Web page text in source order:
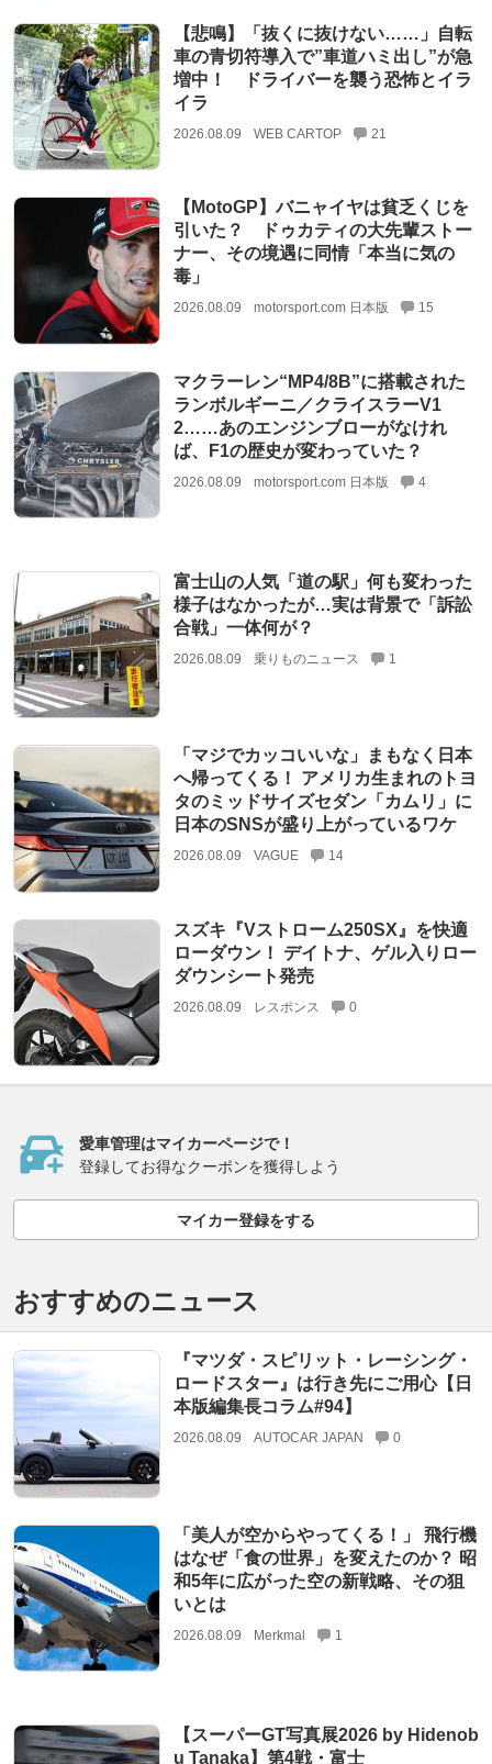
【悲鳴】「抜くに抜けない……」自転
車の青切符導入で”車道ハミ出し”が急
増中！ ドライバーを襲う恐怖とイラ
イラ
2026.08.09 WEB CARTOP 21
【MotoGP】バニャイヤは貧乏くじを
引いた？ ドゥカティの大先輩ストー
ナー、その境遇に同情「本当に気の
毒」
2026.08.09 motorsport.com 日本版 15
マクラーレン“MP4/8B”に搭載された
ランボルギーニ／クライスラーV1
2……あのエンジンブローがなけれ
ば、F1の歴史が変わっていた？
2026.08.09 motorsport.com 日本版 4
富士山の人気「道の駅」何も変わった
様子はなかったが…実は背景で「訴訟
合戦」一体何が？
2026.08.09 乗りものニュース 1
「マジでカッコいいな」まもなく日本
へ帰ってくる！ アメリカ生まれのトヨ
タのミッドサイズセダン「カムリ」に
日本のSNSが盛り上がっているワケ
2026.08.09 VAGUE 14
スズキ『Vストローム250SX』を快適
ローダウン！ デイトナ、ゲル入りロー
ダウンシート発売
2026.08.09 レスポンス 0
愛車管理はマイカーページで！
登録してお得なクーポンを獲得しよう
マイカー登録をする
おすすめのニュース
『マツダ・スピリット・レーシング・
ロードスター』は行き先にご用心【日
本版編集長コラム#94】
2026.08.09 AUTOCAR JAPAN 0
「美人が空からやってくる！」 飛行機
はなぜ「食の世界」を変えたのか？ 昭
和5年に広がった空の新戦略、その狙
いとは
2026.08.09 Merkmal 1
【スーパーGT写真展2026 by Hidenob
u Tanaka】第4戦・富士